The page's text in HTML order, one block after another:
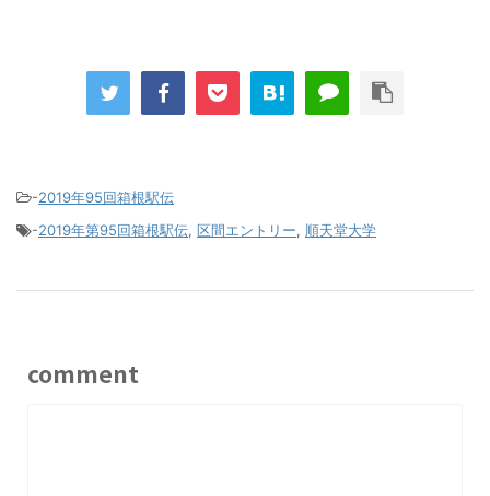
-2019年95回箱根駅伝
-2019年第95回箱根駅伝, 区間エントリー, 順天堂大学
comment